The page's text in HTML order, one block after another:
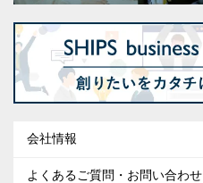
会社情報
よくあるご質問・お問い合わせ